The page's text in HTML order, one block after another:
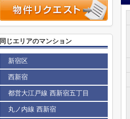
同じエリアのマンション
新宿区
西新宿
都営大江戸線 西新宿五丁目
丸ノ内線 西新宿